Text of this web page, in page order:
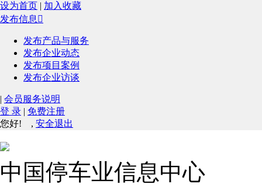
设为首页 | 加入收藏
发布信息 
发布产品与服务
发布企业动态
发布项目案例
发布企业访谈
| 会员服务说明
登 录 | 免费注册
您好!
, 安全退出
中国停车业信息中心